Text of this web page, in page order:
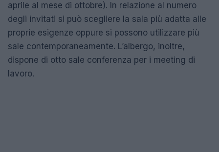
aprile al mese di ottobre). In relazione al numero
degli invitati si può scegliere la sala più adatta alle
proprie esigenze oppure si possono utilizzare più
sale contemporaneamente. L’albergo, inoltre,
dispone di otto sale conferenza per i meeting di
lavoro.